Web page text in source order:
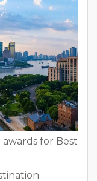
awards for Best